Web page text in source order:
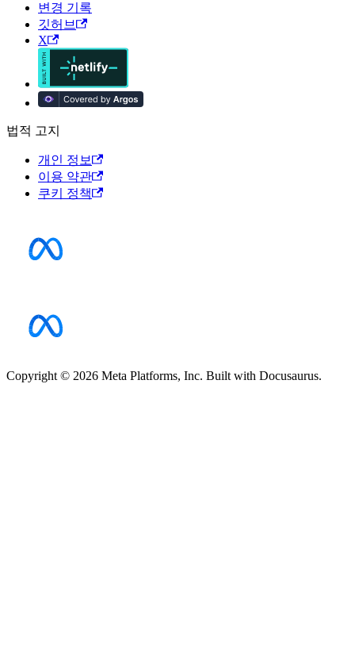
변경 기록
깃허브
X
법적 고지
개인 정보
이용 약관
쿠키 정책
Copyright © 2026 Meta Platforms, Inc. Built with Docusaurus.